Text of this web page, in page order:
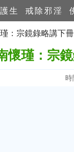
生 戒除邪淫
：宗鏡錄略講下
懷瑾：宗